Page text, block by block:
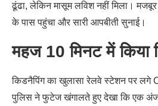
ढूंढा, लेकिन मासूम लविश नहीं मिला।
के पास पहुंचा और सारी आपबीती सुनाई।
महज 10 मिनट में किया
किडनैपिंग का खुलासा रेलवे स्टेशन पर लगे
पुलिस ने फुटेज खंगालते हुए देखा कि एक